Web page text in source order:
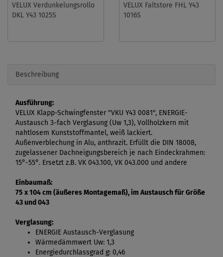
VELUX Verdunkelungsrollo
DKL Y43 1025S
VELUX Faltstore FHL Y43
1016S
Beschreibung
Ausführung:
VELUX Klapp-Schwingfenster "VKU Y43 0081", ENERGIE-
Austausch 3-fach Verglasung (Uw 1,3), Vollholzkern mit
nahtlosem Kunststoffmantel, weiß lackiert.
Außenverblechung in Alu, anthrazit. Erfüllt die DIN 18008,
zugelassener Dachneigungsbereich je nach Eindeckrahmen:
15°-55°. Ersetzt z.B. VK 043.100, VK 043.000 und andere
Einbaumaß:
75 x 104 cm (äußeres Montagemaß), im Austausch für Größe
43 und 043
Verglasung:
ENERGIE Austausch-Verglasung
Wärmedämmwert Uw: 1,3
Energiedurchlassgrad g: 0,46